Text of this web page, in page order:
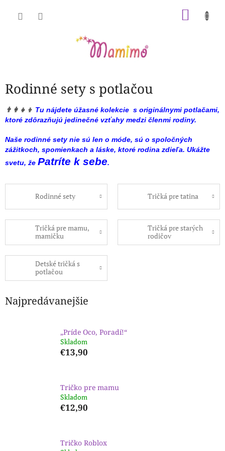
Rodinné sety s potlačou
👨‍👩‍👧‍👦 Tu nájdete úžasné kolekcie s originálnymi potlačami,
ktoré zdôrazňujú jedinečné vzťahy medzi členmi rodiny.
Naše rodinné sety nie sú len o móde, sú o spoločných
zážitkoch, spomienkach a láske, ktoré rodina zdieľa. Ukážte
svetu, že Patríte k sebe.
Rodinné sety Tričká pre tatina
Tričká pre mamu,
mamičku
Tričká pre starých
rodičov
Detské tričká s
potlačou
Najpredávanejšie
„Príde Oco, Poradí!“
Skladom
€13,90
Tričko pre mamu
Skladom
€12,90
Tričko Roblox